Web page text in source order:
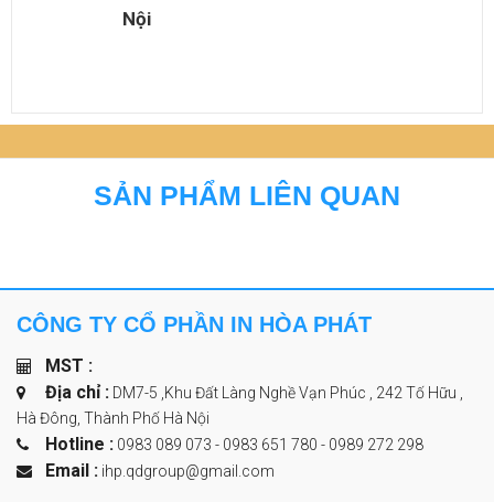
Nội
SẢN PHẨM LIÊN QUAN
CÔNG TY CỔ PHẦN IN HÒA PHÁT
MST :
Địa chỉ :DM7-5 ,Khu Đất Làng Nghề Vạn Phúc , 242 Tố Hữu ,
Hà Đông, Thành Phố Hà Nội
Hotline : 0983 089 073 - 0983 651 780 - 0989 272 298
Email : ihp.qdgroup@gmail.com